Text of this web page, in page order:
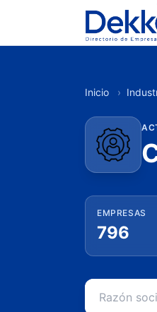
Inicio ›
EMPRESAS
796